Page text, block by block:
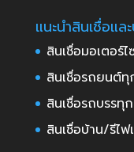
แนะนำสินเชื่อแล
สินเชื่อมอเตอร์ไ
สินเชื่อรถยนต์ทุ
สินเชื่อรถบรรทุก
สินเชื่อบ้าน/รีไ